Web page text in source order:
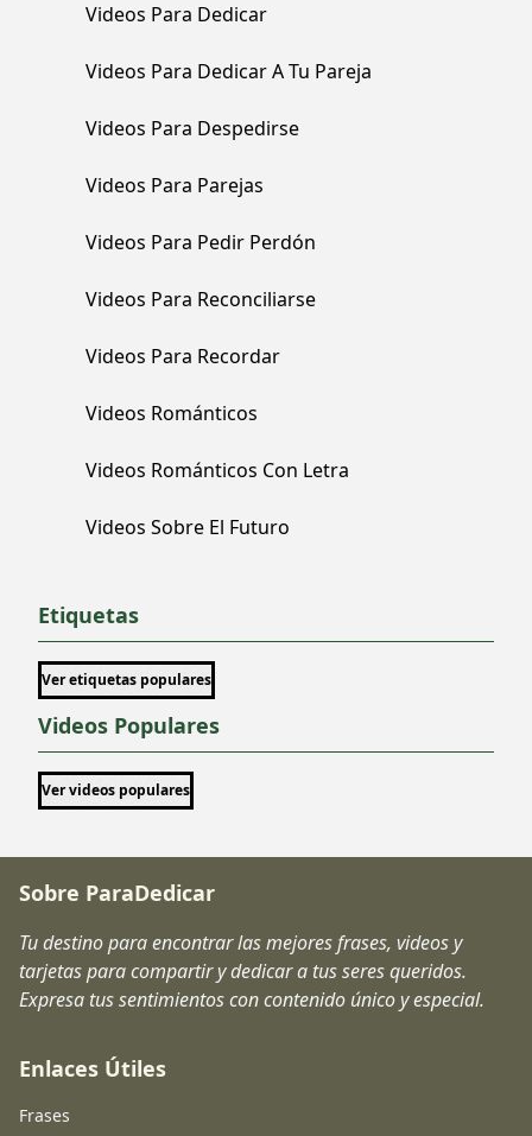
Videos Para Dedicar
Videos Para Dedicar A Tu Pareja
Videos Para Despedirse
Videos Para Parejas
Videos Para Pedir Perdón
Videos Para Reconciliarse
Videos Para Recordar
Videos Románticos
Videos Románticos Con Letra
Videos Sobre El Futuro
Etiquetas
Ver etiquetas populares
Videos Populares
Ver videos populares
Sobre ParaDedicar
Tu destino para encontrar las mejores frases, videos y
tarjetas para compartir y dedicar a tus seres queridos.
Expresa tus sentimientos con contenido único y especial.
Enlaces Útiles
Frases